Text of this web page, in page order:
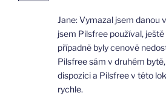
Jane: Vymazal jsem danou
jsem Pilsfree používal,
případně byly cenově
Pilsfree sám v druhém
dispozici a Pilsfree v této
rychle.